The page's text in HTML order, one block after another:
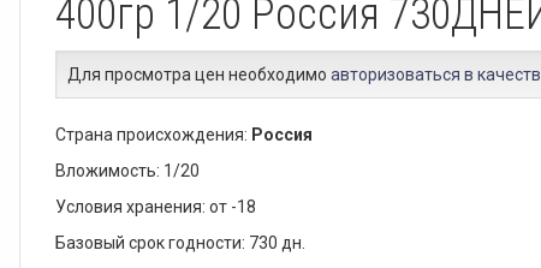
400гр 1/20 Россия
Для просмотра цен необходимо авторизоваться в
Страна происхождения: Россия
Вложимость: 1/20
Условия хранения: от -18
Базовый срок годности: 730 дн.